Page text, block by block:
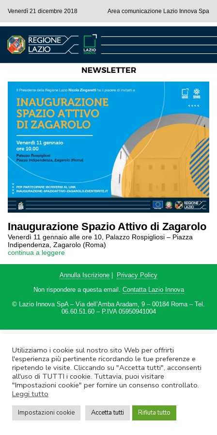
Utilizziamo i cookie sul nostro sito Web per offrirti
l'esperienza più pertinente ricordando le tue preferenze e
ripetendo le visite. Cliccando su "Accetta tutti", acconsenti
all'uso di TUTTI i cookie. Tuttavia, puoi visitare
"Impostazioni cookie" per fornire un consenso controllato.
Leggi tutto
Impostazioni cookie Accetta tutti Rifiuta tutto
Venerdì 21 dicembre 2018 Area comunicazione Lazio Innova Spa
Inaugurazione Spazio Attivo di Zagarolo
Venerdì 11 gennaio alle ore 10, Palazzo Rospigliosi – Piazza
Indipendenza, Zagarolo (Roma)
continua a leggere
Annulla Iscrizione
Privacy Policy
Non rispondere a questa email. Contatta Lazio Innova
© Lazio Innova SpA – Via dell’Amba Aradam, 9 – 00184 Roma – Tel.
06.60.51.60 – P.IVA 05950941004